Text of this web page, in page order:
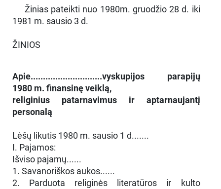
Žinias pateikti nuo 1980m. gruodžio 28 d. iki
1981 m. sausio 3 d.
ŽINIOS
Apie.............................vyskupijos parapijų
1980 m. finansinę veiklą,
religinius patarnavimus ir aptarnaujantį
personalą
Lėšų likutis 1980 m. sausio 1 d.......
I. Pajamos:
Išviso pajamų......
1. Savanoriškos aukos......
2. Parduota religinės literatūros ir kulto